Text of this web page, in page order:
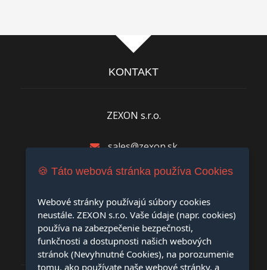
KONTAKT
ZEXON s.r.o.
sales@zexon.sk
+421 911 618 212
M.R.Štefánika 8390/13, 01001 Žilina
PRÁVNE INFORMÁCIE
🍪 Táto webová stránka používa Cookies
Webové stránky používajú súbory cookies
neustále. ZEXON s.r.o. Vaše údaje (napr. cookies)
používa na zabezpečenie bezpečnosti,
funkčnosti a dostupnosti našich webových
stránok (Nevyhnutné Cookies), na porozumenie
tomu, ako používate naše webové stránky, a